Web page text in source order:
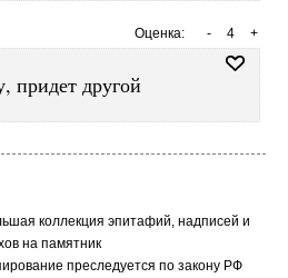
Оценка: +
4
-
придет другой
коллекция эпитафий, надписей и
на памятник
преследуется по закону РФ